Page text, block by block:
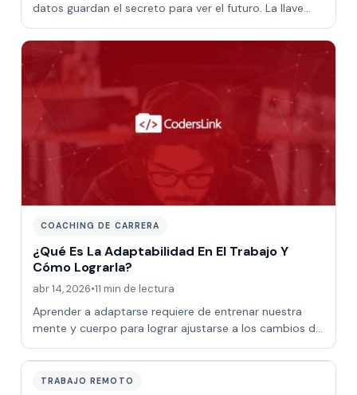
datos guardan el secreto para ver el futuro. La llave
para descubrirlo está en las téc…
COACHING DE CARRERA
¿Qué Es La Adaptabilidad En El Trabajo Y
Cómo Lograrla?
abr 14, 2026•11 min de lectura
Aprender a adaptarse requiere de entrenar nuestra
mente y cuerpo para lograr ajustarse a los cambios de
nuestro entorno sin perder el contro…
TRABAJO REMOTO